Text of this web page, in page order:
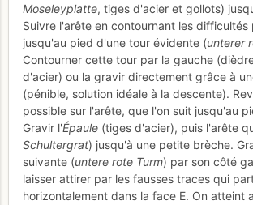
Moseleyplatte, tiges d'acier et gollots)
Suivre l'arête en contournant les difficultés
jusqu'au pied d'une tour évidente (unterer
Contourner cette tour par la gauche
d'acier) ou la gravir directement grâce à
(pénible, solution idéale à la descente).
possible sur l'arête, que l'on suit jusqu'au
Gravir l'Épaule (tiges d'acier), puis l'arête
Schultergrat) jusqu'à une petite brèche.
suivante (untere rote Turm) par son côté
laisser attirer par les fausses traces qui
horizontalement dans la face E. On atteint